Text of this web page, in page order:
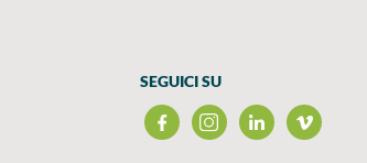
SEGUICI SU